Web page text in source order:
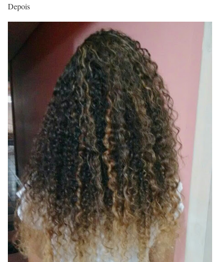
Depois